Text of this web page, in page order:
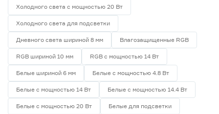
Холодного света с мощностью 20 Вт
Холодного света для подсветки
Дневного света шириной 8 мм Влагозащищенные RGB
RGB шириной 10 мм RGB с мощностью 14 Вт
Белые шириной 6 мм Белые с мощностью 4.8 Вт
Белые с мощностью 14 Вт Белые с мощностью 14.4 Вт
Белые с мощностью 20 Вт Белые для подсветки